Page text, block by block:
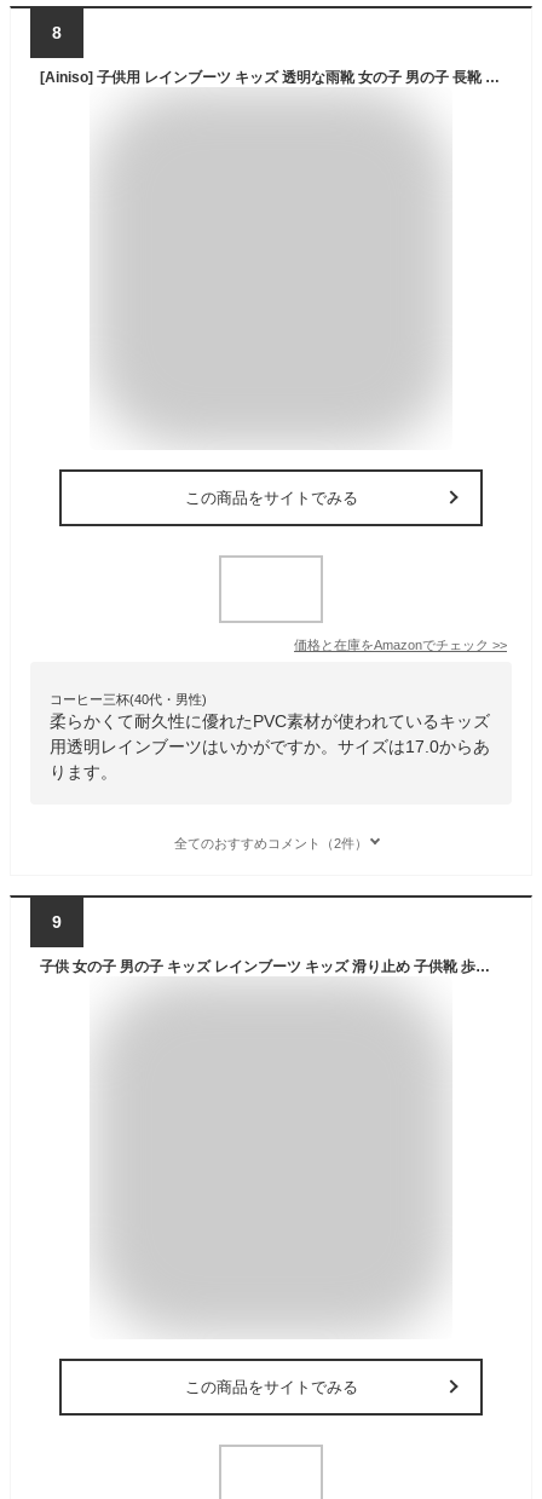
8
[Ainiso] 子供用 レインブーツ キッズ 透明な雨靴 女の子 男の子 長靴 雨靴 防水 子ども 幼児 小学生 通園 通学 雨具 軽量 軽い おしゃれ(ブラック 18)
この商品をサイトでみる
価格と在庫をAmazonでチェック >>
コーヒー三杯(40代・男性)
柔らかくて耐久性に優れたPVC素材が使われているキッズ
用透明レインブーツはいかがですか。サイズは17.0からあ
ります。
全てのおすすめコメント（2件）
9
子供 女の子 男の子 キッズ レインブーツ キッズ 滑り止め 子供靴 歩きやすい 幼児園 可愛い 雨具 通園 通学 防水軽い 雨靴 雪 軽量 軽い おしゃれ 安全 雪遊び ベビー シンプル 長靴 梅雨 防水 デザイン 晴雨兼用 ロングブーツ アウトドア 男女兼用 サメ 透明 ながぐつ
この商品をサイトでみる